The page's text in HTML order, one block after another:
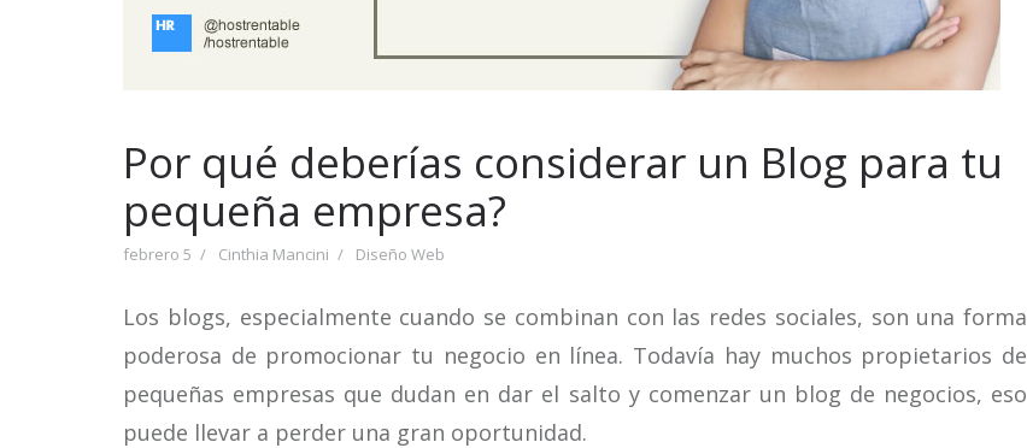
Por qué deberías considerar un Blog para tu
pequeña empresa?
febrero 5 Cinthia Mancini Diseño Web
Los blogs, especialmente cuando se combinan con las redes sociales, son una forma
poderosa de promocionar tu negocio en línea. Todavía hay muchos propietarios de
pequeñas empresas que dudan en dar el salto y comenzar un blog de negocios, eso
puede llevar a perder una gran oportunidad.